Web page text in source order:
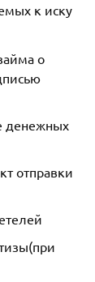
к иску
о
денежных
отправки